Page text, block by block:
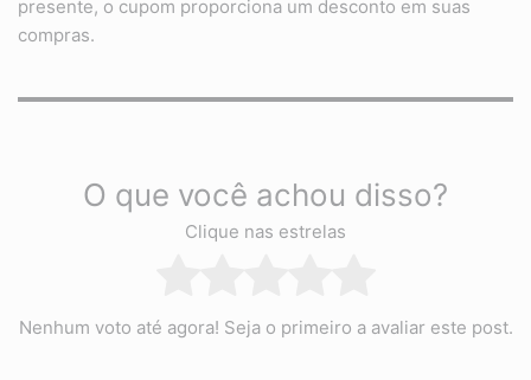
presente, o cupom proporciona um desconto em suas
compras.
O que você achou disso?
Clique nas estrelas
Nenhum voto até agora! Seja o primeiro a avaliar este post.